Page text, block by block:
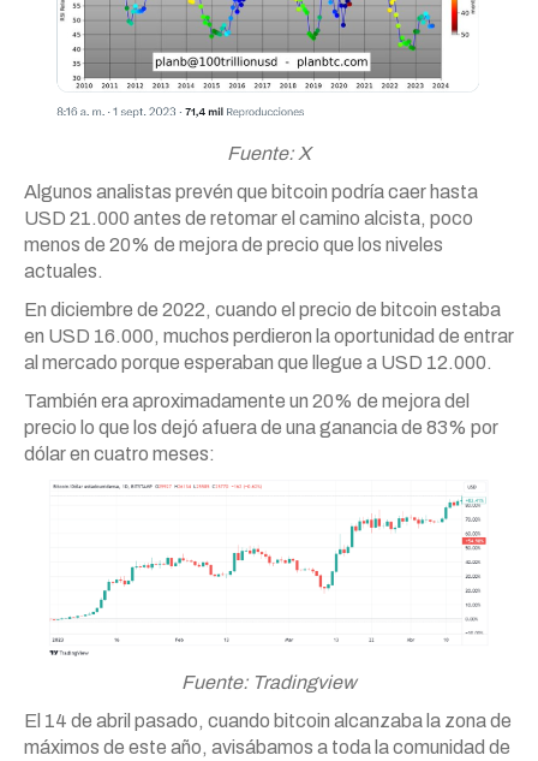
Fuente: X
Algunos analistas prevén que bitcoin podría caer hasta
USD 21.000 antes de retomar el camino alcista, poco
menos de 20% de mejora de precio que los niveles
actuales.
En diciembre de 2022, cuando el precio de bitcoin estaba
en USD 16.000, muchos perdieron la oportunidad de entrar
al mercado porque esperaban que llegue a USD 12.000.
También era aproximadamente un 20% de mejora del
precio lo que los dejó afuera de una ganancia de 83% por
dólar en cuatro meses:
Fuente: Tradingview
El 14 de abril pasado, cuando bitcoin alcanzaba la zona de
máximos de este año, avisábamos a toda la comunidad de